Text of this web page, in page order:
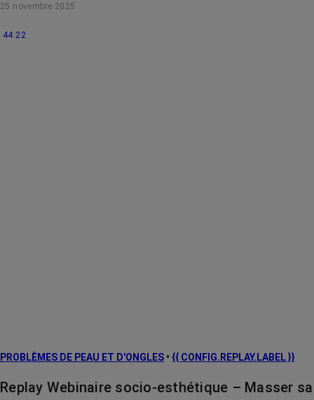
inflammatoire.
25 novembre 2025
44:22
PROBLÈMES DE PEAU ET D'ONGLES • {{ CONFIG.REPLAY.LABEL }}
Replay Webinaire socio-esthétique – Masser sa